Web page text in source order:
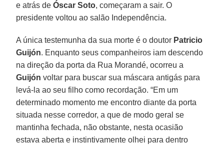
e atrás deÓscar Soto, começaram a sair. O
presidente voltou ao salão Independência.
A única testemunha da sua morte é o doutor Patricio
Guijón. Enquanto seus companheiros iam descendo
na direção da porta da Rua Morandé, ocorreu a
Guijón voltar para buscar sua máscara antigás para
levá-la ao seu filho como recordação. “Em um
determinado momento me encontro diante da porta
situada nesse corredor, a que de modo geral se
mantinha fechada, não obstante, nesta ocasião
estava aberta e instintivamente olhei para dentro